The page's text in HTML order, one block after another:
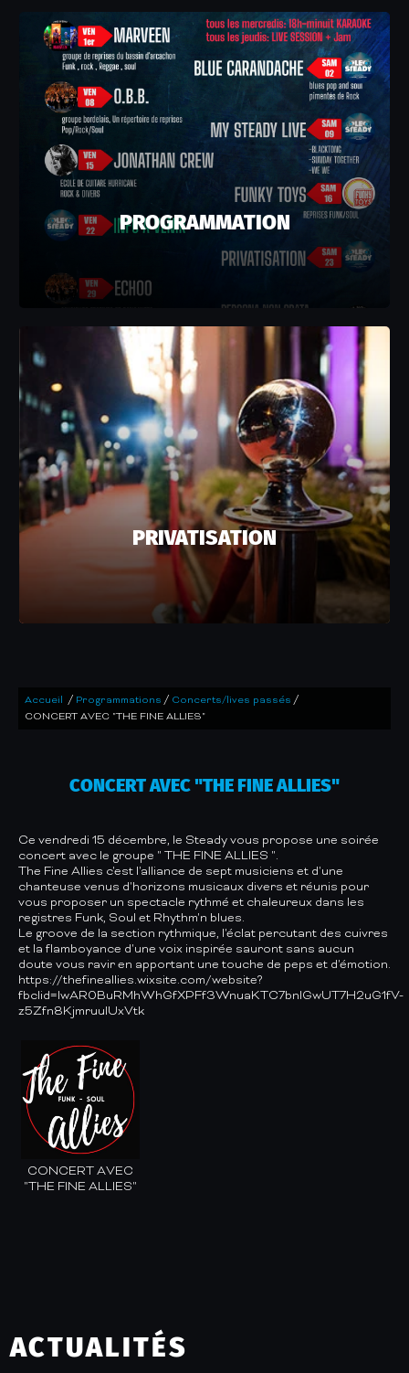
PROGRAMMATION
PRIVATISATION
Accueil / Programmations / Concerts/lives passés /
CONCERT AVEC "THE FINE ALLIES"
CONCERT AVEC "THE FINE ALLIES"
Ce vendredi 15 décembre, le Steady vous propose une soirée
concert avec le groupe " THE FINE ALLIES ".
The Fine Allies c'est l'alliance de sept musiciens et d'une
chanteuse venus d'horizons musicaux divers et réunis pour
vous proposer un spectacle rythmé et chaleureux dans les
registres Funk, Soul et Rhythm'n blues.
Le groove de la section rythmique, l'éclat percutant des cuivres
et la flamboyance d'une voix inspirée sauront sans aucun
doute vous ravir en apportant une touche de peps et d'émotion.
https://thefineallies.wixsite.com/website?
fbclid=IwAR0BuRMhWhGfXPFf3WnuaKTC7bnlGwUT7H2uG1fV-
z5Zfn8KjmruuIUxVtk
CONCERT AVEC
"THE FINE ALLIES"
ACTUALITÉS